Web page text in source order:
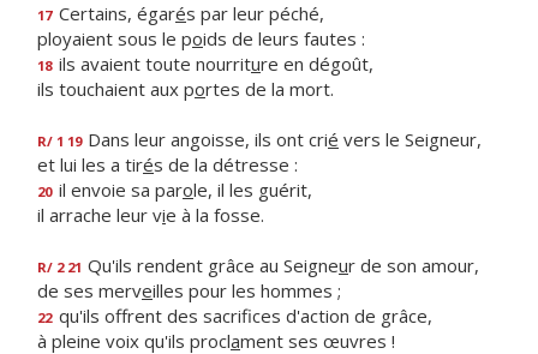
17 Certains, égarés par leur péché,
ployaient sous le poids de leurs fautes :
18 ils avaient toute nourriture en dégoût,
ils touchaient aux portes de la mort.
R/ 1 19 Dans leur angoisse, ils ont crié vers le Seigneur,
et lui les a tirés de la détresse :
20 il envoie sa parole, il les guérit,
il arrache leur vie à la fosse.
R/ 2 21 Qu'ils rendent grâce au Seigneur de son amour,
de ses merveilles pour les hommes ;
22 qu'ils offrent des sacrifces d'action de grâce,
à pleine voix qu'ils proclament ses œuvres !